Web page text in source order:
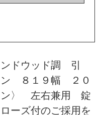
ドウッド調 引
８１９幅 ２０
ン〉 左右兼用 錠
ズ付のご採用を